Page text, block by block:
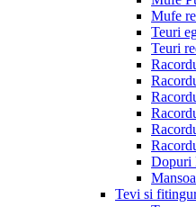
Mufe
Teuri
Teuri
Dopuri
Tevi si